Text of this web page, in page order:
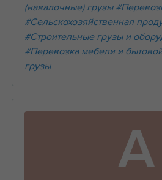
(навалочные) грузы
#Сельскохозяйственная
#Строительные грузы и
#Перевозка мебели и
грузы
А